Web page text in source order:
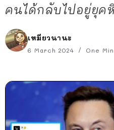
คนได้กลับไปอยู่ยุค
เหมียวนานะ
6 March 2024 One